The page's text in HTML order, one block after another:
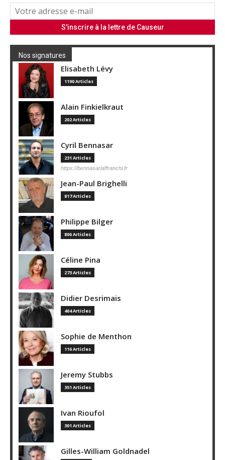
Nos signatures
Elisabeth Lévy
1190 Articles
Alain Finkielkraut
202 Articles
Cyril Bennasar
231 Articles
https://bennasarlaffranchi.fr
Jean-Paul Brighelli
817 Articles
Philippe Bilger
806 Articles
Céline Pina
273 Articles
Didier Desrimais
404 Articles
Sophie de Menthon
116 Articles
Jeremy Stubbs
351 Articles
Ivan Rioufol
301 Articles
Gilles-William Goldnadel